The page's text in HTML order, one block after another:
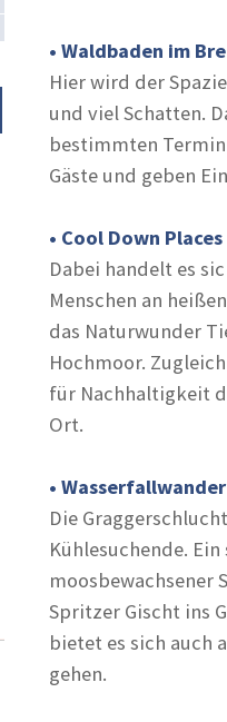
• Waldbaden im
Hier wird der
und viel Schatten.
bestimmten
Gäste und geben
• Cool Down
Dabei handelt es
Menschen an
das Naturwunder
Hochmoor.
für Nachhaltigkeit
Ort.
•
Die
Kühlesuchende.
moosbewachsener
Spritzer Gischt ins
bietet es sich auch
gehen.